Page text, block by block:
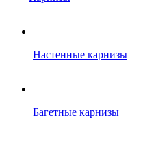
Настенные карнизы
Багетные карнизы